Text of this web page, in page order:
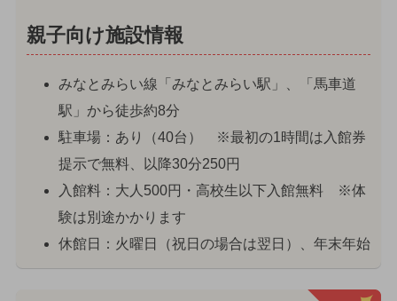
親子向け施設情報
みなとみらい線「みなとみらい駅」、「馬車道
駅」から徒歩約8分
駐車場：あり（40台） ※最初の1時間は入館券
提示で無料、以降30分250円
入館料：大人500円・高校生以下入館無料 ※体
験は別途かかります
休館日：火曜日（祝日の場合は翌日）、年末年始